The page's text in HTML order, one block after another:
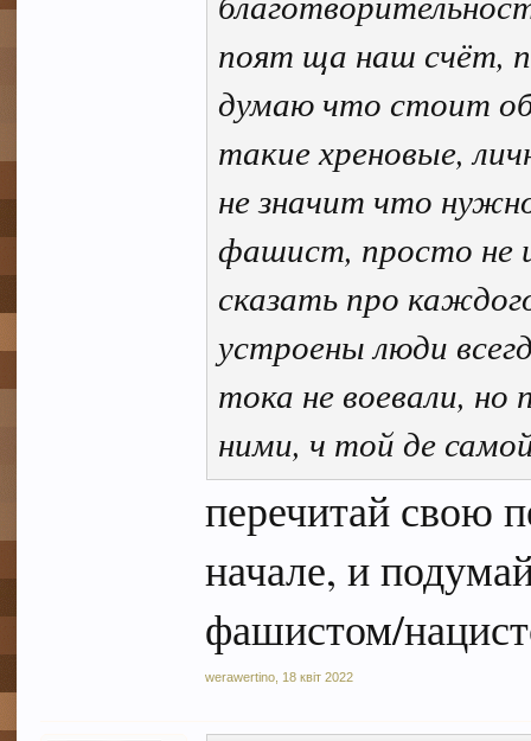
поят ща наш счёт,
думаю что стоит
такие хреновые,
не значит что
фашист, просто не
сказать про
устроены люди
тока не воевали,
ними, ч той де
перечитай свою
начале, и
фашистом/
werawertino 18 квіт 2022